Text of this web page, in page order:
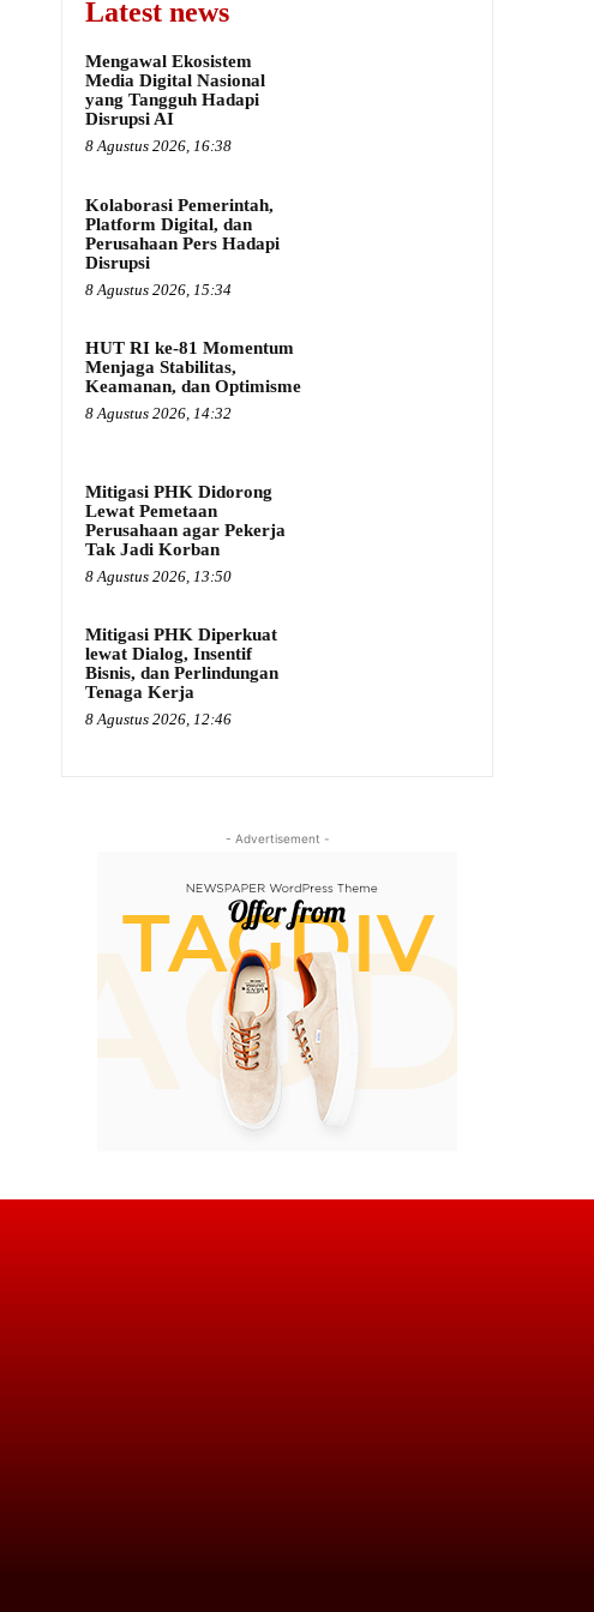
Latest news
Mengawal Ekosistem
Media Digital Nasional
yang Tangguh Hadapi
Disrupsi AI
8 Agustus 2026, 16:38
Kolaborasi Pemerintah,
Platform Digital, dan
Perusahaan Pers Hadapi
Disrupsi
8 Agustus 2026, 15:34
HUT RI ke-81 Momentum
Menjaga Stabilitas,
Keamanan, dan Optimisme
8 Agustus 2026, 14:32
Mitigasi PHK Didorong
Lewat Pemetaan
Perusahaan agar Pekerja
Tak Jadi Korban
8 Agustus 2026, 13:50
Mitigasi PHK Diperkuat
lewat Dialog, Insentif
Bisnis, dan Perlindungan
Tenaga Kerja
8 Agustus 2026, 12:46
- Advertisement -